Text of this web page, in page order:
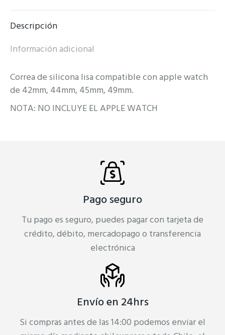
Descripción
Información adicional
Correa de silicona lisa compatible con apple watch
de 42mm, 44mm, 45mm, 49mm.
NOTA: NO INCLUYE EL APPLE WATCH
Pago seguro
Tu pago es seguro, puedes pagar con tarjeta de
crédito, débito, mercadopago o transferencia
electrónica
Envío en 24hrs
Si compras antes de las 14:00 podemos enviar el